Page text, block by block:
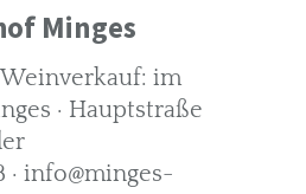
Minges
im
· Hauptstraße
· info@minges-